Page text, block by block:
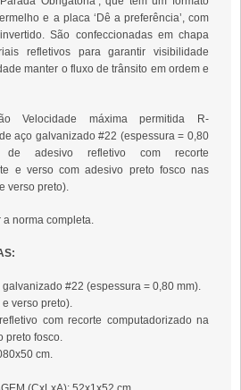
e a placa ‘Dê a preferência’, com
São confeccionadas em chapa
refletivos para garantir visibilidade
manter o fluxo de trânsito em ordem e
Velocidade máxima permitida R-
aço galvanizado #22 (espessura = 0,80
de adesivo refletivo com recorte
e verso com adesivo preto fosco nas
verso preto).
a norma completa.
galvanizado #22 (espessura = 0,80 mm).
verso preto).
com recorte computadorizado na
preto fosco.
cm.